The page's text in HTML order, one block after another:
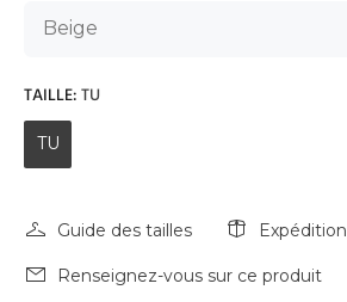
TAILLE:TU
TU
Guide des tailles Expédition
Renseignez-vous sur ce produit